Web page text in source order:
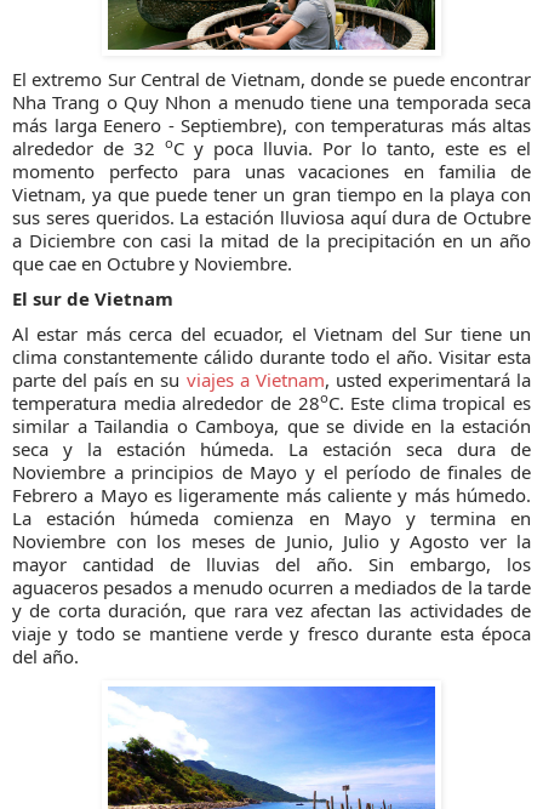
El extremo Sur Central de Vietnam, donde se puede encontrar
Nha Trang o Quy Nhon a menudo tiene una temporada seca
más larga Eenero - Septiembre), con temperaturas más altas
alrededor de 32 oC y poca lluvia. Por lo tanto, este es el
momento perfecto para unas vacaciones en familia de
Vietnam, ya que puede tener un gran tiempo en la playa con
sus seres queridos. La estación lluviosa aquí dura de Octubre
a Diciembre con casi la mitad de la precipitación en un año
que cae en Octubre y Noviembre.
El sur de Vietnam
Al estar más cerca del ecuador, el Vietnam del Sur tiene un
clima constantemente cálido durante todo el año. Visitar esta
parte del país en su viajes a Vietnam, usted experimentará la
temperatura media alrededor de 28oC. Este clima tropical es
similar a Tailandia o Camboya, que se divide en la estación
seca y la estación húmeda. La estación seca dura de
Noviembre a principios de Mayo y el período de finales de
Febrero a Mayo es ligeramente más caliente y más húmedo.
La estación húmeda comienza en Mayo y termina en
Noviembre con los meses de Junio, Julio y Agosto ver la
mayor cantidad de lluvias del año. Sin embargo, los
aguaceros pesados a menudo ocurren a mediados de la tarde
y de corta duración, que rara vez afectan las actividades de
viaje y todo se mantiene verde y fresco durante esta época
del año.